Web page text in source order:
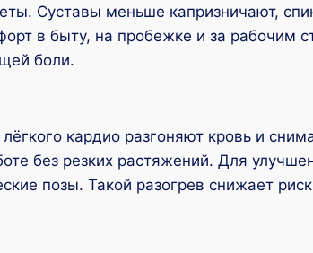
Суставы меньше капризничают,
в быту, на пробежке и за рабочим
боли.
кардио разгоняют кровь и
без резких растяжений. Для
позы. Такой разогрев снижает